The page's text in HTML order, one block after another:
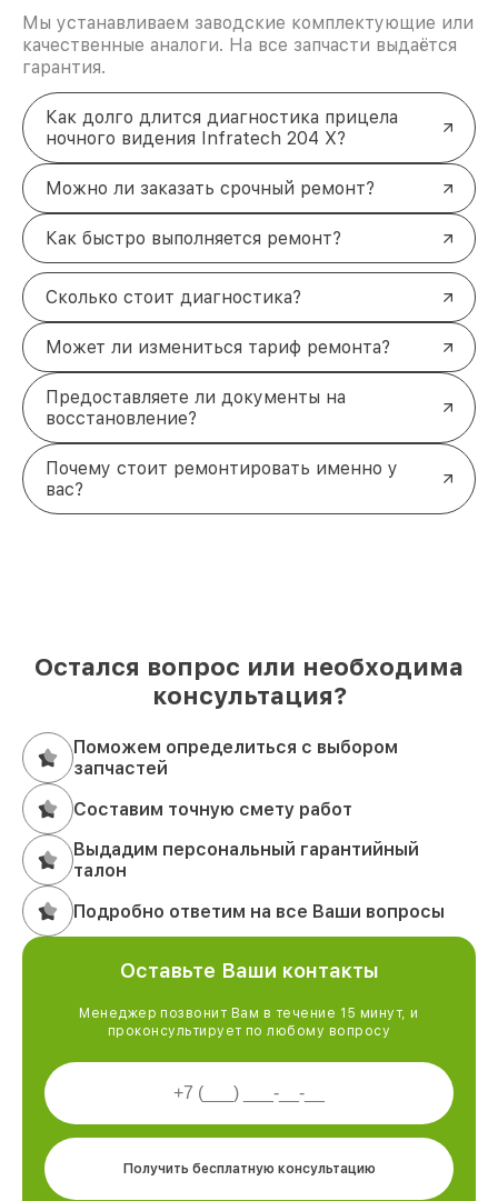
Мы устанавливаем заводские комплектующие или
качественные аналоги. На все запчасти выдаётся
гарантия.
Как долго длится диагностика прицела
ночного видения Infratech 204 Х?
Можно ли заказать срочный ремонт?
Как быстро выполняется ремонт?
Сколько стоит диагностика?
Может ли измениться тариф ремонта?
Предоставляете ли документы на
восстановление?
Почему стоит ремонтировать именно у
вас?
Остался вопрос или необходима
консультация?
Поможем определиться с выбором
запчастей
Составим точную смету работ
Выдадим персональный гарантийный
талон
Подробно ответим на все Ваши вопросы
Оставьте Ваши контакты
Менеджер позвонит Вам в течение 15 минут, и
проконсультирует по любому вопросу
Получить бесплатную консультацию